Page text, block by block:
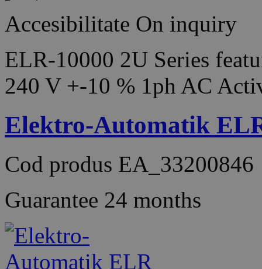
Accesibilitate On inquiry
ELR-10000 2U Series
240 V +-10 % 1ph AC
Elektro-Automatik
Cod produs EA_33200846
Guarantee 24 months